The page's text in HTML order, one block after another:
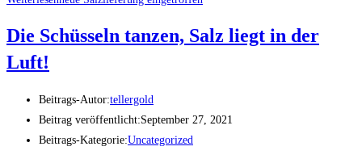
Die Schüsseln tanzen, Salz liegt in der
Luft!
Beitrags-Autor:tellergold
Beitrag veröffentlicht:September 27, 2021
Beitrags-Kategorie:Uncategorized